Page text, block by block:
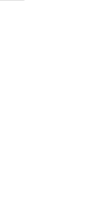
op status biedt een